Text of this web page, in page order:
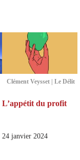
Clément Veysset | Le Délit
L’appétit du profit
24 janvier 2024